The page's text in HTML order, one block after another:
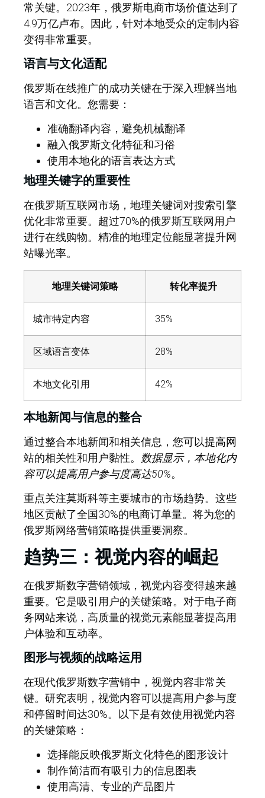
常关键。2023年，俄罗斯电商市场价值达到了
4.9万亿卢布。因此，针对本地受众的定制内容
变得非常重要。
语言与文化适配
俄罗斯在线推广的成功关键在于深入理解当地
语言和文化。您需要：
准确翻译内容，避免机械翻译
融入俄罗斯文化特征和习俗
使用本地化的语言表达方式
地理关键字的重要性
在俄罗斯互联网市场，地理关键词对搜索引擎
优化非常重要。超过70%的俄罗斯互联网用户
进行在线购物。精准的地理定位能显著提升网
站曝光率。
地理关键词策略 转化率提升
城市特定内容 35%
区域语言变体 28%
本地文化引用 42%
本地新闻与信息的整合
通过整合本地新闻和相关信息，您可以提高网
站的相关性和用户黏性。 数据显示，本地化内
容可以提高用户参与度高达50%。
重点关注莫斯科等主要城市的市场趋势。这些
地区贡献了全国30%的电商订单量。将为您的
俄罗斯网络营销策略提供重要洞察。
趋势三：视觉内容的崛起
在俄罗斯数字营销领域，视觉内容变得越来越
重要。它是吸引用户的关键策略。对于电子商
务网站来说，高质量的视觉元素能显著提高用
户体验和互动率。
图形与视频的战略运用
在现代俄罗斯数字营销中，视觉内容非常关
键。研究表明，视觉内容可以提高用户参与度
和停留时间达30%。以下是有效使用视觉内容
的关键策略：
选择能反映俄罗斯文化特色的图形设计
制作简洁而有吸引力的信息图表
使用高清、专业的产品图片